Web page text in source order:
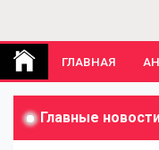
Портал
ГЛАВНАЯ
Главные
Выступление
ходе второй